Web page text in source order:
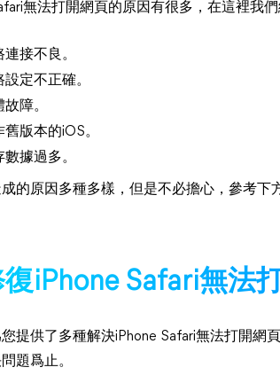
無法打開網頁的原因有很多，在這裡我們
連接不良。
設定不正確。
障。
舊版本的iOS。
數據過多。
的原因多種多樣，但是不必擔心，參考下
iPhone Safari無法
您提供了多種解決iPhone Safari無法打開
題爲止。